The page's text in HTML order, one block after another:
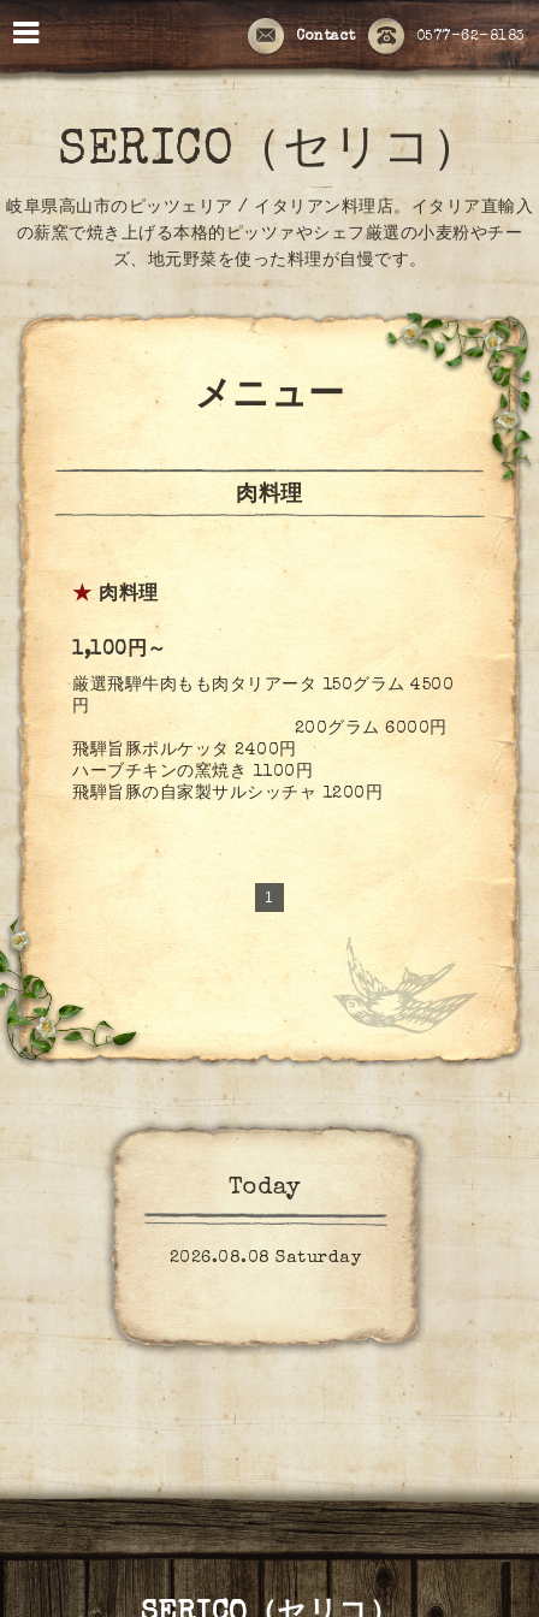
0577-62-8183
Contact
SERICO（セリコ）
岐阜県高山市のピッツェリア / イタリアン料理店。イタリア直輸入
の薪窯で焼き上げる本格的ピッツァやシェフ厳選の小麦粉やチー
ズ、地元野菜を使った料理が自慢です。
メニュー
肉料理
★ 肉料理
1,100円～
厳選飛騨牛肉もも肉タリアータ 150グラム 4500
円
200グラム 6000円
飛騨旨豚ポルケッタ 2400円
ハーブチキンの窯焼き 1100円
飛騨旨豚の自家製サルシッチャ 1200円
1
Today
2026.08.08 Saturday